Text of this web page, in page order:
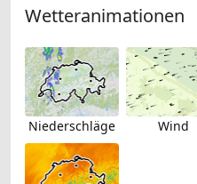
Wetteranimationen
Niederschläge Wind